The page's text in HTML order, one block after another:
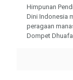
Himpunan
Dini Indonesia
peragaan
Dompet